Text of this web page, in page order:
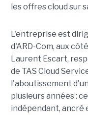
les offres cloud sur
L'entreprise est
d'ARD-Com, aux
Laurent Escart,
de TAS Cloud
l'aboutissement
plusieurs années :
indépendant, ancré